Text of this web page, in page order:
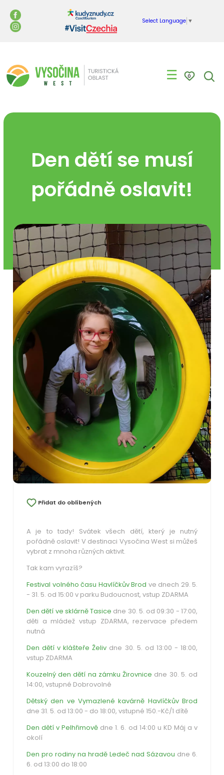
Select Language ▼
☰ 0
Den dětí se musí
pořádně oslavit!
Přidat do oblíbených
A je to tady! Svátek všech dětí, který je nutný
pořádně oslavit! V destinaci Vysočina West si můžeš
vybrat z mnoha různých aktivit.
Tak kam vyrazíš?
Festival volného času Havlíčkův Brod ve dnech 29. 5.
- 31. 5. od 15:00 v parku Budoucnost, vstup ZDARMA
Den dětí ve sklárně Tasice dne 30. 5. od 09:30 - 17:00,
děti a mládež vstup ZDARMA, rezervace předem
nutná
Den dětí v klášteře Želiv dne 30. 5. od 13:00 - 18:00,
vstup ZDARMA
Kouzelný den dětí na zámku Žirovnice dne 30. 5. od
14:00, vstupné Dobrovolné
Dětský den ve Vymazlené kavárně Havlíčkův Brod
dne 31. 5. od 13:00 - do 18:00, vstupné 150.-Kč/1 dítě
Den dětí v Pelhřimově dne 1. 6. od 14:00 u KD Máj a v
okolí
Den pro rodiny na hradě Ledeč nad Sázavou dne 6.
6. od 13:00 do 18:00